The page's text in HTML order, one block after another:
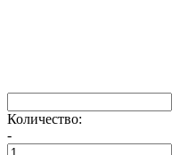
Количество:
-